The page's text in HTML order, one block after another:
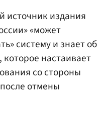
издания
«может
систему и знает об
настаивает
со стороны
отмены